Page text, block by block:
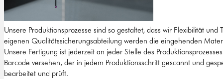
Unsere Produktionsprozesse sind so gestaltet, dass wir Flexibilität
eigenen Qualitätssicherungsabteilung werden die eingehenden
Unsere Fertigung ist jederzeit an jeder Stelle des
Barcode versehen, der in jedem Produktionsschritt gescannt und
bearbeitet und prüft.